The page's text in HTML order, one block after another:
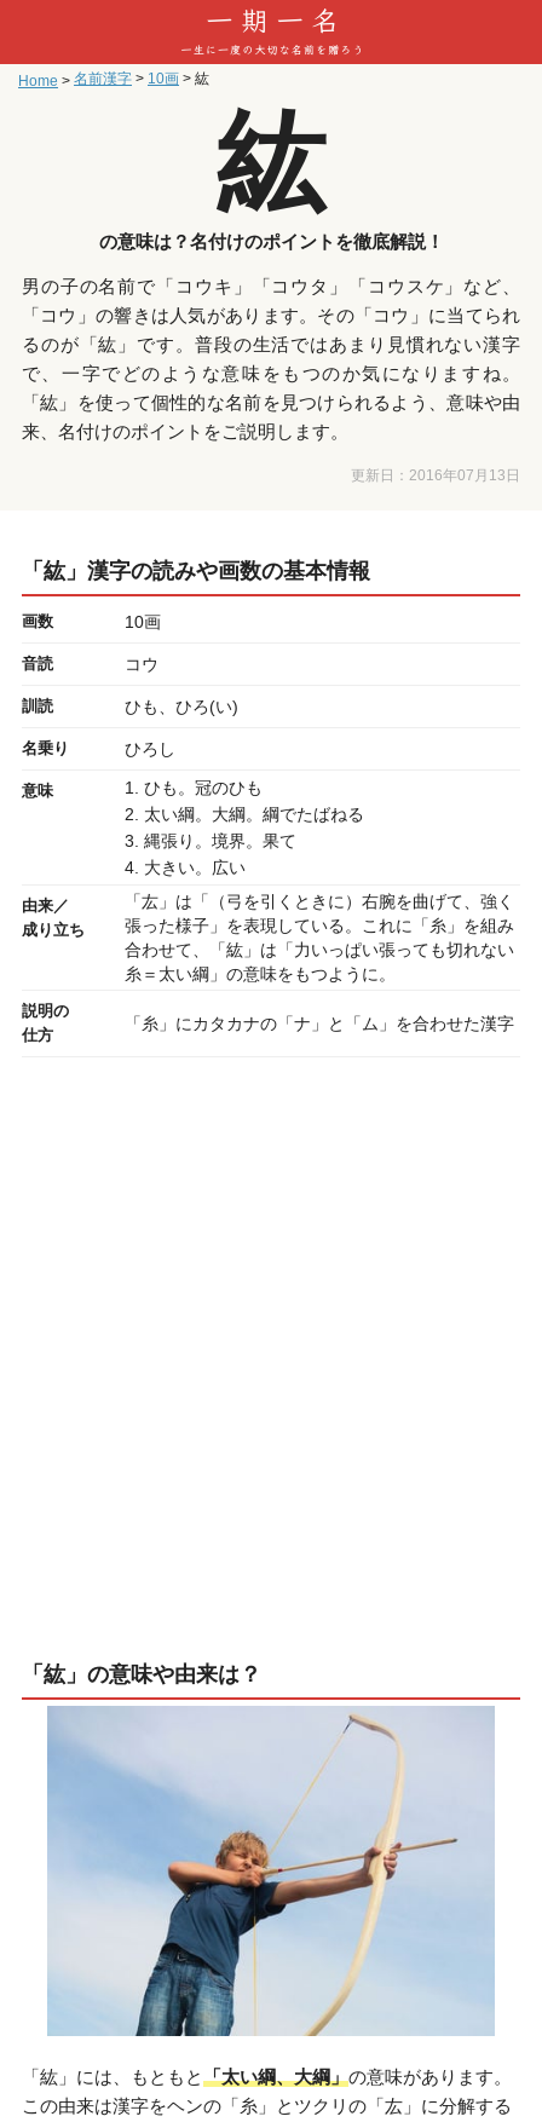
Home > 名前漢字 > 10画 > 紘
紘
の意味は？名付けのポイントを徹底解説！
男の子の名前で「コウキ」「コウタ」「コウスケ」など、
「コウ」の響きは人気があります。その「コウ」に当てられ
るのが「紘」です。普段の生活ではあまり見慣れない漢字
で、一字でどのような意味をもつのか気になりますね。
「紘」を使って個性的な名前を見つけられるよう、意味や由
来、名付けのポイントをご説明します。
更新日： 2016年07月13日
「紘」漢字の読みや画数の基本情報
画数 10画
音読 コウ
訓読 ひも、ひろ(い)
名乗り ひろし
意味
1. ひも。冠のひも
2. 太い綱。大綱。綱でたばねる
3. 縄張り。境界。果て
4. 大きい。広い
由来／
成り立ち
「厷」は「（弓を引くときに）右腕を曲げて、強く
張った様子」を表現している。これに「糸」を組み
合わせて、「紘」は「力いっぱい張っても切れない
糸＝太い綱」の意味をもつように。
説明の
仕方
「糸」にカタカナの「ナ」と「ム」を合わせた漢字
「紘」の意味や由来は？
「紘」には、もともと「太い綱、大綱」の意味があります。
この由来は漢字をヘンの「糸」とツクリの「厷」に分解する